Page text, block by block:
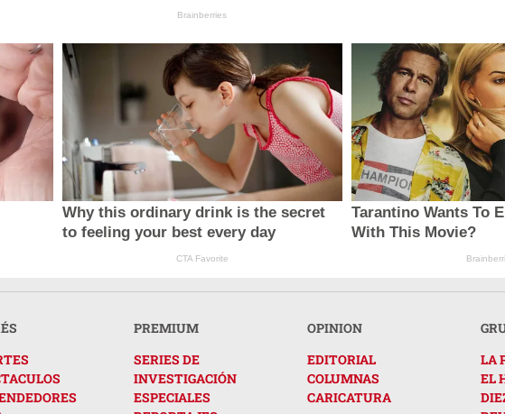
Brainberries
Why this ordinary drink is the secret
to feeling your best every day
CTA Favorite
Tarantino Wants To
With This Movie?
PREMIUM
SERIES DE
INVESTIGACIÓN
ESPECIALES
OPINION
EDITORIAL
COLUMNAS
CARICATURA
LA
EL